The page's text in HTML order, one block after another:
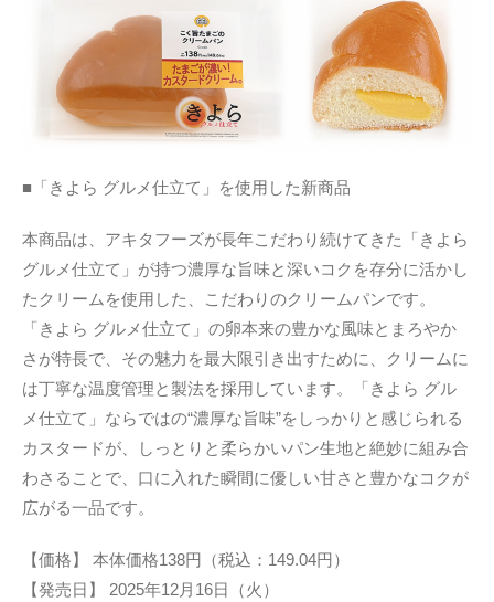
■「きよら グルメ仕立て」を使用した新商品
本商品は、アキタフーズが長年こだわり続けてきた「きよら
グルメ仕立て」が持つ濃厚な旨味と深いコクを存分に活かし
たクリームを使用した、こだわりのクリームパンです。
「きよら グルメ仕立て」の卵本来の豊かな風味とまろやか
さが特長で、その魅力を最大限引き出すために、クリームに
は丁寧な温度管理と製法を採用しています。「きよら グル
メ仕立て」ならではの“濃厚な旨味”をしっかりと感じられる
カスタードが、しっとりと柔らかいパン生地と絶妙に組み合
わさることで、口に入れた瞬間に優しい甘さと豊かなコクが
広がる一品です。
【価格】 本体価格138円（税込：149.04円）
【発売日】 2025年12月16日（火）